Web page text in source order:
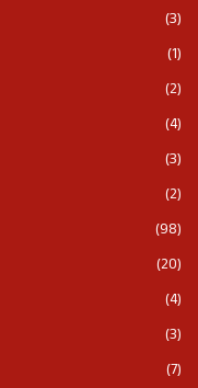
(3)
(1)
(2)
(4)
(3)
(2)
(98)
(20)
(4)
(3)
(7)